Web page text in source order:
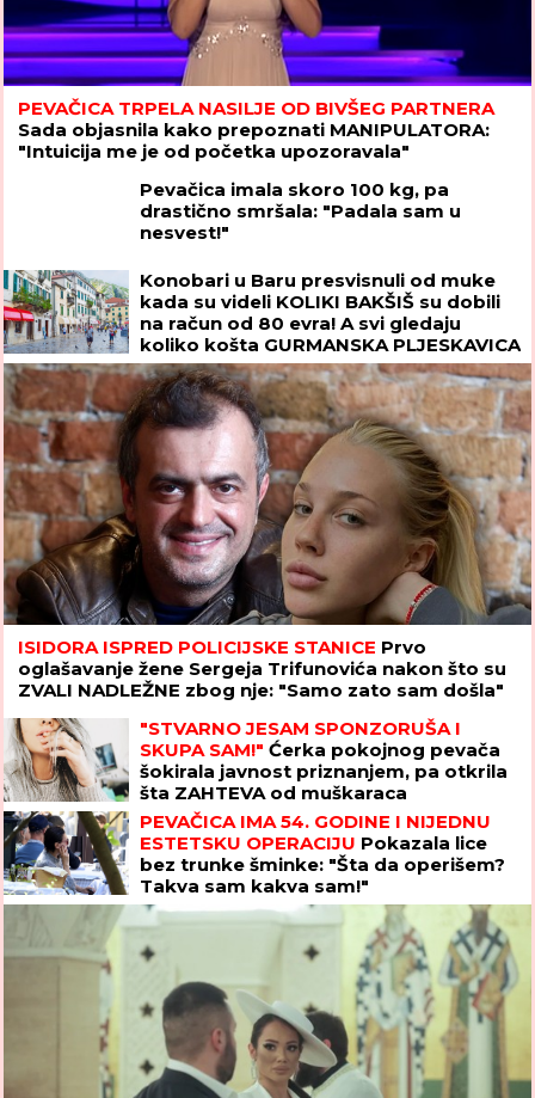
PEVAČICA TRPELA NASILJE OD BIVŠEG PARTNERA
Sada objasnila kako prepoznati MANIPULATORA:
"Intuicija me je od početka upozoravala"
Pevačica imala skoro 100 kg, pa
drastično smršala: "Padala sam u
nesvest!"
Konobari u Baru presvisnuli od muke
kada su videli KOLIKI BAKŠIŠ su dobili
na račun od 80 evra! A svi gledaju
koliko košta GURMANSKA PLJESKAVICA
- i evo kako komentarišu NAPOJNICU
ISIDORA ISPRED POLICIJSKE STANICE Prvo
oglašavanje žene Sergeja Trifunovića nakon što su
ZVALI NADLEŽNE zbog nje: "Samo zato sam došla"
"STVARNO JESAM SPONZORUŠA I
SKUPA SAM!" Ćerka pokojnog pevača
šokirala javnost priznanjem, pa otkrila
šta ZAHTEVA od muškaraca
PEVAČICA IMA 54. GODINE I NIJEDNU
ESTETSKU OPERACIJU Pokazala lice
bez trunke šminke: "Šta da operišem?
Takva sam kakva sam!"